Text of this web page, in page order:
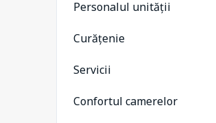
Personalul unității
Curățenie
Servicii
Confortul camerelor